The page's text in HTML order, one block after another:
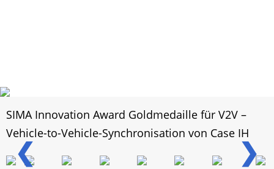
❮ ❯
SIMA Innovation Award Goldmedaille für V2V –
Vehicle-to-Vehicle-Synchronisation von Case IH